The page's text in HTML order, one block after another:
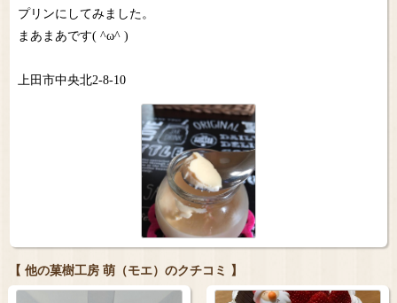
プリンにしてみました。
まあまあです( ^ω^ )
上田市中央北2-8-10
【 他の菓樹工房 萌（モエ）のクチコミ 】